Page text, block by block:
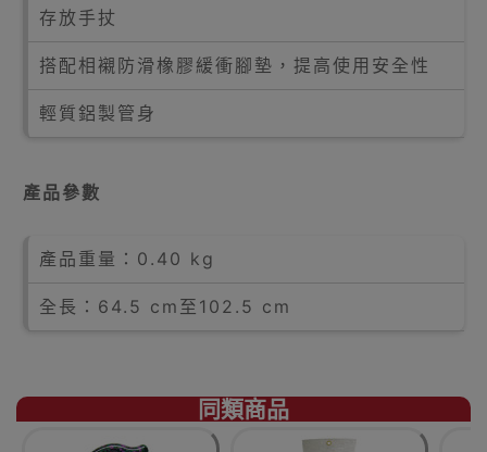
存放手扙
搭配相襯防滑橡膠緩衝腳墊，提高使用安全性
輕質鋁製管身
產品參數
產品重量：0.40 kg
全長：64.5 cm至102.5 cm
同類商品